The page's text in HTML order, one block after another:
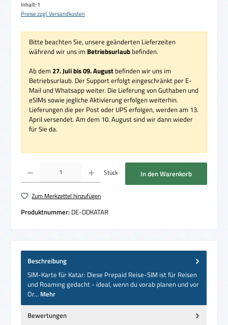
Inhalt:1
Preise zzgl. Versandkosten
Bitte beachten Sie, unsere geänderten Lieferzeiten
während wir uns im Betriebsurlaub befinden.
Ab dem 27. Juli bis 09. August befinden wir uns im
Betriebsurlaub. Der Support erfolgt eingeschränkt per E-
Mail und Whatsapp weiter. Die Lieferung von Guthaben und
eSIMs sowie jegliche Aktivierung erfolgen weiterhin.
Lieferungen die per Post oder UPS erfolgen, werden am 13.
April versendet. Am dem 10. August sind wir dann wieder
für Sie da.
Produkt Anzahl: Gib den gewünschten Wert ein oder benutze die Schaltflächen um
Stück In den Warenkorb
Zum Merkzettel hinzufügen
Produktnummer: DE-DDKATAR
Beschreibung
SIM-Karte für Katar: Diese Prepaid Reise-SIM ist für Reisen
und Roaming gedacht - ideal, wenn du vorab planen und vor
Or… Mehr
Bewertungen